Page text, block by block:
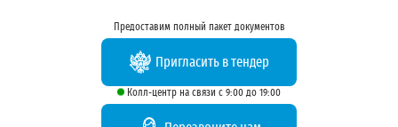
Предоставим полный пакет документов
Пригласить в тендер
Колл-центр на связи с 9:00 до 19:00